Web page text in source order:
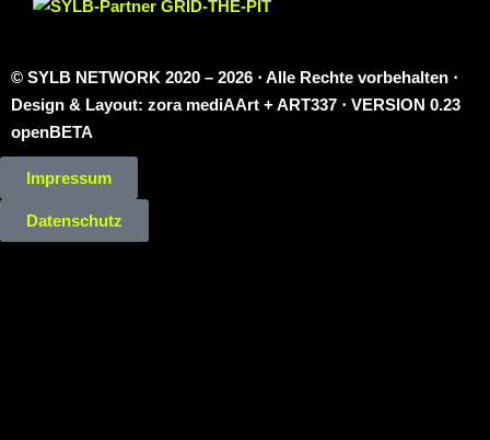
© SYLB NETWORK 2020 – 2026 ⋅ Alle Rechte vorbehalten ⋅
Design & Layout: zora mediAArt + ART337 ⋅ VERSION 0.23
openBETA
Impressum
Datenschutz